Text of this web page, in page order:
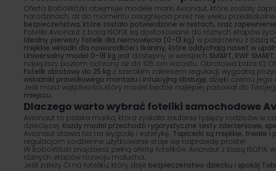
Oferta BoboWózki obejmuje modele marki Avionaut, które zostały
narodzinach, aż do momentu osiągnięcia przez nie wieku
bezpieczeństwa, które zostało potwierdzone w testach, oraz
Foteliki Avionaut z bazą ISOFIX są dostosowane do różnych etapów
Idealny pierwszy fotelik dla niemowlęcia (0–13 kg) w połączeniu z bazą
miękkie wkładki dla noworodków i tkaniny, które oddychają nawet w
Uniwersalny model 0–18 kg jest dostępny w wersjach SMART, RWF SMART,
najwyższy poziom ochrony aż do 105 cm wzrostu. Obrotowa baza IQ
Fotelik obrotowy do 25 kg z szerokim zakresem regulacji, wygodną
wskaźniki prawidłowego montażu i intuicyjną obsługę, dzięki czemu
Jeśli masz wątpliwości, który model będzie najlepiej pasował do
miejscu.
Dlaczego warto wybrać foteliki samochodowe
Avionaut to polska marka, która zyskała zaufanie tysięcy rodziców w
dziecięcej. Każdy model przechodzi rygorystyczne testy zderzeniowe,
Avionaut stawia też na wygodę i estetykę. Tapicerki są miękkie, trwałe
regulacjom codzienne użytkowanie staje się naprawdę proste!
W BoboWózki znajdziesz pełną ofertę fotelików Avionaut z bazą
różnych etapów rozwoju malucha.
Jeśli zależy Ci na foteliku, który daje bezpieczeństwo dziecku i spokój